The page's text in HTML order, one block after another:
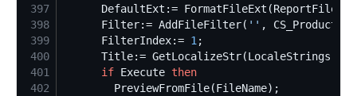
397
398
      Filter:= AddFileFilter(
' '
399
      FilterIndex:=
1
400
401
if Execute then
402